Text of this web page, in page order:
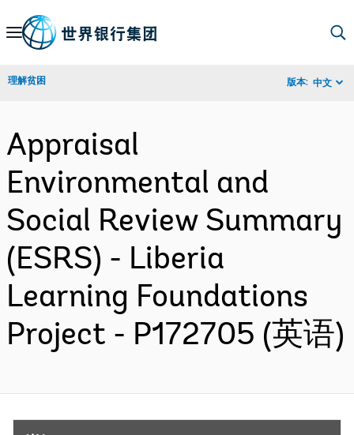
Skip
Navigation
理解贫困 版本: 中文
Appraisal
Environmental and
Social Review Summary
(ESRS) - Liberia
Learning Foundations
Project - P172705 (英语)